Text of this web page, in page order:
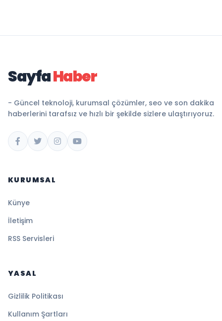
SayfaHaber
- Güncel teknoloji, kurumsal çözümler, seo ve son dakika
haberlerini tarafsız ve hızlı bir şekilde sizlere ulaştırıyoruz.
KURUMSAL
Künye
İletişim
RSS Servisleri
YASAL
Gizlilik Politikası
Kullanım Şartları